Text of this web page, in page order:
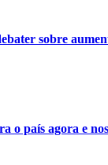
sobre
o país agora e